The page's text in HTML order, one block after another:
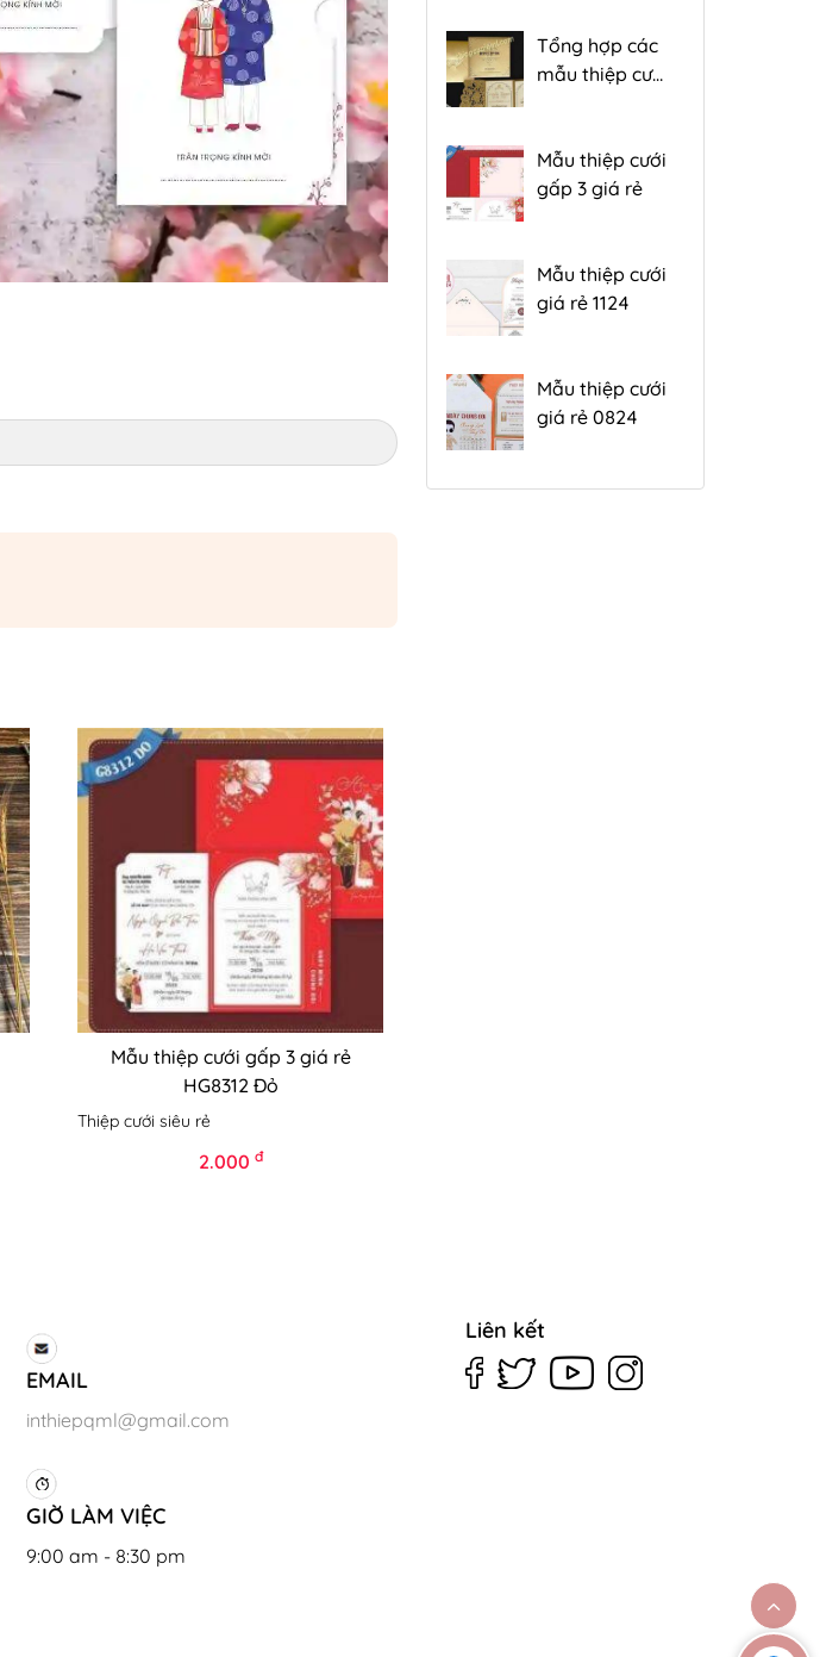
Mẫu thiệp cưới gấp 3 giá rẻ
HG8312 Đỏ
Thiệp cưới siêu rẻ
2.000 đ
Tổng hợp các
mẫu thiệp cưới
Mẫu thiệp cưới
gấp 3 giá rẻ
Mẫu thiệp cưới
giá rẻ 1124
Mẫu thiệp cưới
giá rẻ 0824
EMAIL
inthiepqml@gmail.com
GIỜ LÀM VIỆC
9:00 am - 8:30 pm
Liên kết